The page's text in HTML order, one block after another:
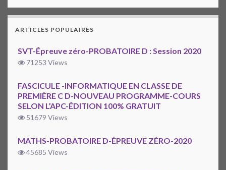
ARTICLES POPULAIRES
SVT-Épreuve zéro-PROBATOIRE D : Session 2020
71253 Views
FASCICULE -INFORMATIQUE EN CLASSE DE
PREMIÈRE C D-NOUVEAU PROGRAMME-COURS
SELON L’APC-ÉDITION 100% GRATUIT
51679 Views
MATHS-PROBATOIRE D-ÉPREUVE ZÉRO-2020
45685 Views